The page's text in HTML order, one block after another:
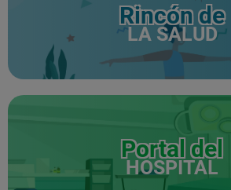
Rincón de
LA SALUD
Portal del
HOSPITAL